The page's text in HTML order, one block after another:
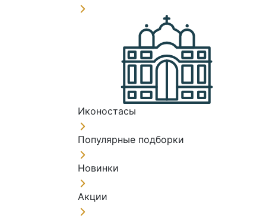
Иконостасы
Популярные подборки
Новинки
Акции